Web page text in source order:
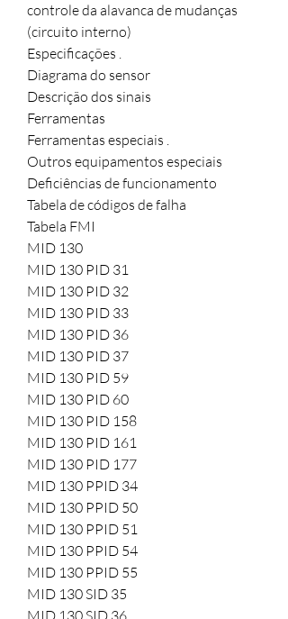
controle da alavanca de mudanças
(circuito interno)
Especificações .
Diagrama do sensor
Descrição dos sinais
Ferramentas
Ferramentas especiais .
Outros equipamentos especiais
Deficiências de funcionamento
Tabela de códigos de falha
Tabela FMI
MID 130
MID 130 PID 31
MID 130 PID 32
MID 130 PID 33
MID 130 PID 36
MID 130 PID 37
MID 130 PID 59
MID 130 PID 60
MID 130 PID 158
MID 130 PID 161
MID 130 PID 177
MID 130 PPID 34
MID 130 PPID 50
MID 130 PPID 51
MID 130 PPID 54
MID 130 PPID 55
MID 130 SID 35
MID 130 SID 36